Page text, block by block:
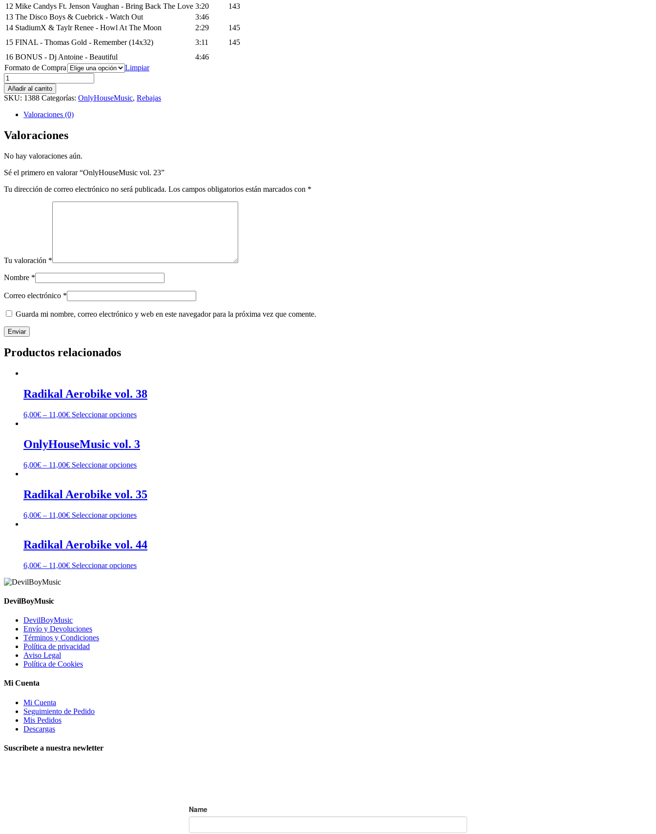
12 Mike Candys Ft. Jenson Vaughan - Bring Back The Love 3:20
143
13 The Disco Boys & Cuebrick - Watch Out
3:46
14 StadiumX & Taylr Renee - Howl At The Moon
2:29
145
15 FINAL - Thomas Gold - Remember (14x32)
3:11
145
16 BONUS - Dj Antoine - Beautiful
4:46
Formato de Compra
Limpiar
OnlyHouseMusic
vol.
23
cantidad
Añadir al carrito
SKU: 1388 Categorías: OnlyHouseMusic, Rebajas
Valoraciones (0)
Valoraciones
No hay valoraciones aún.
Sé el primero en valorar “OnlyHouseMusic vol. 23”
Tu dirección de correo electrónico no será publicada. Los campos obligatorios están marcados con *
Tu valoración *
Nombre *
Correo electrónico *
Guarda mi nombre, correo electrónico y web en este navegador para la próxima vez que comente.
Productos relacionados
Radikal Aerobike vol. 38
6,00€ – 11,00€ Seleccionar opciones
OnlyHouseMusic vol. 3
6,00€ – 11,00€ Seleccionar opciones
Radikal Aerobike vol. 35
6,00€ – 11,00€ Seleccionar opciones
Radikal Aerobike vol. 44
6,00€ – 11,00€ Seleccionar opciones
DevilBoyMusic
DevilBoyMusic
Envío y Devoluciones
Términos y Condiciones
Política de privacidad
Aviso Legal
Política de Cookies
Mi Cuenta
Mi Cuenta
Seguimiento de Pedido
Mis Pedidos
Descargas
Suscribete a nuestra newletter